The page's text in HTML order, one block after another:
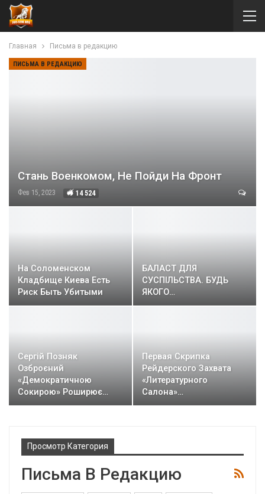
Главная Письма в редакцию
ПИСЬМА В РЕДАКЦИЮ
Cтань Военкомом, Не Пойди На Фронт
Фев 15, 2023 14 524
На Соломенском
Кладбище Киева Есть
Риск Быть Убитыми
БАЛАСТ ДЛЯ
СУСПІЛЬСТВА. БУДЬ
ЯКОГО…
Сергій Позняк
Озброєний
«Демократичною
Сокирою» Роширює…
Первая Скрипка
Рейдерского Захвата
«Литературного
Салона»…
Просмотр Категория
Письма В Редакцию